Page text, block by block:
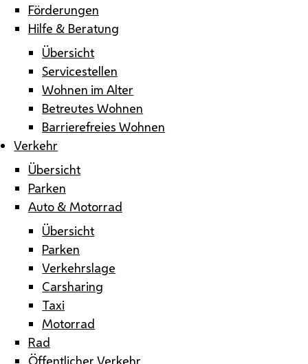
Förderungen
Hilfe & Beratung
Übersicht
Servicestellen
Wohnen im Alter
Betreutes Wohnen
Barrierefreies Wohnen
Verkehr
Übersicht
Parken
Auto & Motorrad
Übersicht
Parken
Verkehrslage
Carsharing
Taxi
Motorrad
Rad
Öffentlicher Verkehr